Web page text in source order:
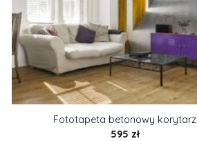
Fototapeta betonowy korytarz
595 zł